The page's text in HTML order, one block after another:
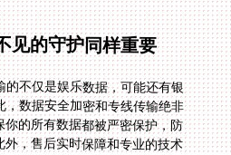
见的守护同样重要
不仅是娱乐数据，可能还有银
数据安全加密和专线传输绝非
的所有数据都被严密保护，防
，售后实时保障和专业的技术
到任何连接问题，尤其是在处
地区限制怎么办”这类紧急财务